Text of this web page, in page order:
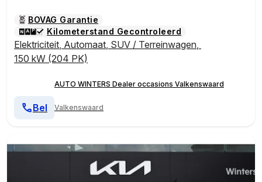
BOVAG Garantie
Kilometerstand Gecontroleerd
Elektriciteit, Automaat, SUV / Terreinwagen,
150 kW (204 PK)
AUTO WINTERS Dealer occasions Valkenswaard
Valkenswaard
Bel